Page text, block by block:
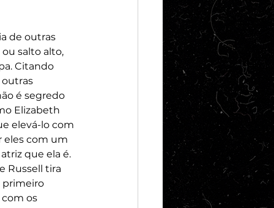
de outras
salto alto,
Citando
outras
é segredo
Elizabeth
elevá-lo com
eles com um
que ela é.
Russell tira
primeiro
os
há 4